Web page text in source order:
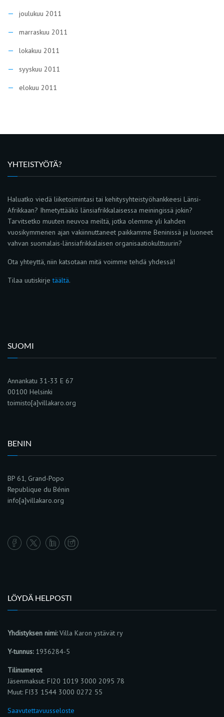
joulukuu 2011
marraskuu 2011
lokakuu 2011
syyskuu 2011
elokuu 2011
YHTEISTYÖTÄ?
Haluatko viedä liiketoimintasi tai kehitysyhteistyöhankkeesi Länsi-
Afrikkaan? Ihmetyttääkö länsiafrikkalaisessa meiningissä jokin?
Tarvitsetko muuten neuvoa meiltä, jotka olemme yli kahden
vuosikymmenen ajan vakiinnuttaneet paikkamme Beninissä ja luoneet
vahvan suomalais-länsiafrikkalaisen organisaatiokulttuurin?
Ota yhteyttä, niin katsotaan mitä voimme tehdä yhdessä!
Tilaa uutiskirjetäältä.
SUOMI
Annankatu 31-33 E 67
00100 Helsinki
toimisto[a]villakaro.org
BENIN
BP 61, Grand-Popo
Republique du Bénin
info[a]villakaro.org
LÖYDÄ HELPOSTI
Yhdistyksen nimi:Villa Karon ystävät ry
Y-tunnus:1936284-5
Tilinumerot
Jäsenmaksut: FI20 1019 3000 2095 78
Muut: FI33 1544 3000 0272 55
Saavutettavuusseloste